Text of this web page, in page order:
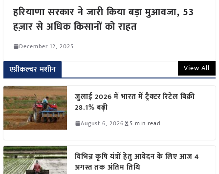
हरियाणा सरकार ने जारी किया बड़ा मुआवजा, 53
हज़ार से अधिक किसानों को राहत
December 12, 2025
एग्रीकल्चर मशीन View All
जुलाई 2026 में भारत में ट्रैक्टर रिटेल बिक्री
28.1% बढ़ी
August 6, 2026 5 min read
विभिन्न कृषि यंत्रों हेतु आवेदन के लिए आज 4
अगस्त तक अंतिम तिथि